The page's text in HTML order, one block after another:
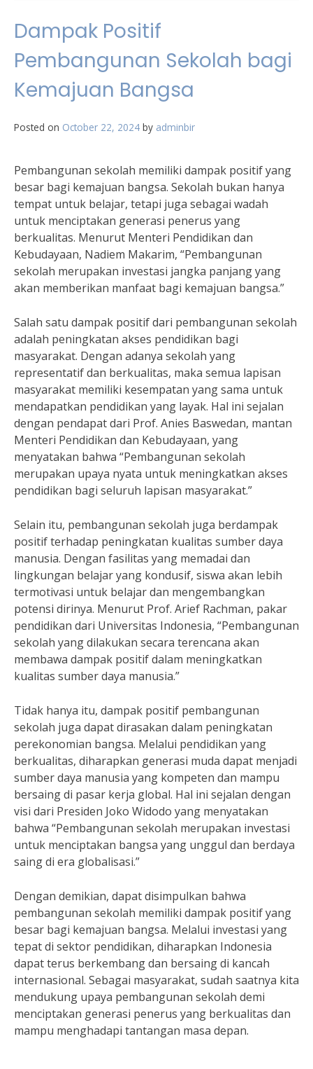
Dampak Positif
Pembangunan Sekolah bagi
Kemajuan Bangsa
Posted on October 22, 2024 by adminbir
Pembangunan sekolah memiliki dampak positif yang
besar bagi kemajuan bangsa. Sekolah bukan hanya
tempat untuk belajar, tetapi juga sebagai wadah
untuk menciptakan generasi penerus yang
berkualitas. Menurut Menteri Pendidikan dan
Kebudayaan, Nadiem Makarim, “Pembangunan
sekolah merupakan investasi jangka panjang yang
akan memberikan manfaat bagi kemajuan bangsa.”
Salah satu dampak positif dari pembangunan sekolah
adalah peningkatan akses pendidikan bagi
masyarakat. Dengan adanya sekolah yang
representatif dan berkualitas, maka semua lapisan
masyarakat memiliki kesempatan yang sama untuk
mendapatkan pendidikan yang layak. Hal ini sejalan
dengan pendapat dari Prof. Anies Baswedan, mantan
Menteri Pendidikan dan Kebudayaan, yang
menyatakan bahwa “Pembangunan sekolah
merupakan upaya nyata untuk meningkatkan akses
pendidikan bagi seluruh lapisan masyarakat.”
Selain itu, pembangunan sekolah juga berdampak
positif terhadap peningkatan kualitas sumber daya
manusia. Dengan fasilitas yang memadai dan
lingkungan belajar yang kondusif, siswa akan lebih
termotivasi untuk belajar dan mengembangkan
potensi dirinya. Menurut Prof. Arief Rachman, pakar
pendidikan dari Universitas Indonesia, “Pembangunan
sekolah yang dilakukan secara terencana akan
membawa dampak positif dalam meningkatkan
kualitas sumber daya manusia.”
Tidak hanya itu, dampak positif pembangunan
sekolah juga dapat dirasakan dalam peningkatan
perekonomian bangsa. Melalui pendidikan yang
berkualitas, diharapkan generasi muda dapat menjadi
sumber daya manusia yang kompeten dan mampu
bersaing di pasar kerja global. Hal ini sejalan dengan
visi dari Presiden Joko Widodo yang menyatakan
bahwa “Pembangunan sekolah merupakan investasi
untuk menciptakan bangsa yang unggul dan berdaya
saing di era globalisasi.”
Dengan demikian, dapat disimpulkan bahwa
pembangunan sekolah memiliki dampak positif yang
besar bagi kemajuan bangsa. Melalui investasi yang
tepat di sektor pendidikan, diharapkan Indonesia
dapat terus berkembang dan bersaing di kancah
internasional. Sebagai masyarakat, sudah saatnya kita
mendukung upaya pembangunan sekolah demi
menciptakan generasi penerus yang berkualitas dan
mampu menghadapi tantangan masa depan.